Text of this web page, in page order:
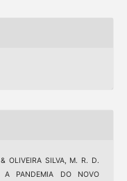
OLIVEIRA SILVA, M. R. D.
A PANDEMIA DO NOVO